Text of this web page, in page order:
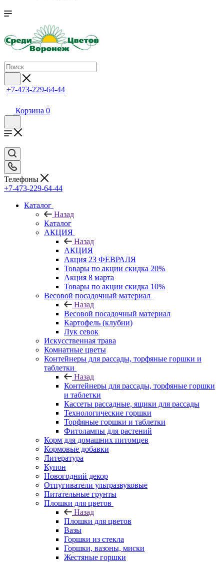
+7-473-229-64-44
Корзина 0
Телефоны
+7-473-229-64-44
Каталог
Назад
Каталог
АКЦИЯ
Назад
АКЦИЯ
Акция 23 ФЕВРАЛЯ
Товары по акции скидка 20%
Акция 8 марта
Товары по акции скидка 10%
Весовой посадочный материал
Назад
Весовой посадочный материал
Картофель (клубни)
Лук севок
Искусственная трава
Комнатные цветы
Контейнеры для рассады, торфяные горшки и
таблетки
Назад
Контейнеры для рассады, торфяные горшки
и таблетки
Кассеты рассадные, ящики для рассады
Технологические горшки
Торфяные горшки и таблетки
Фитолампы для растений
Корм для домашних питомцев
Кормовые добавки
Литература
Купон
Новогодний декор
Отпугиватели ультразвуковые
Питательные грунты
Плошки для цветов
Назад
Плошки для цветов
Вазы
Горшки из стекла
Горшки, вазоны, миски
Жестяные горшки